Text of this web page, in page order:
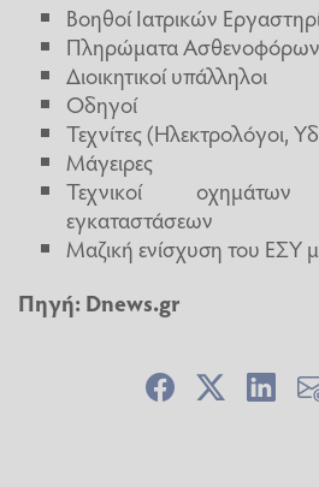
Βοηθοί Ιατρικών
Πληρώματα
Διοικητικοί υπάλληλοι
Οδηγοί
Τεχνίτες (Ηλεκτρολόγοι,
Μάγειρες
Τεχνικοί
εγκαταστάσεων
Μαζική ενίσχυση του ΕΣΥ
Πηγή: Dnews.gr